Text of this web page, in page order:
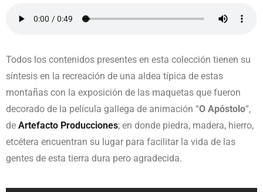
Todos los contenidos presentes en esta colección tienen su
síntesis en la recreación de una aldea típica de estas
montañas con la exposición de las maquetas que fueron
decorado de la película gallega de animación “O Apóstolo“,
de Artefacto Producciones; en donde piedra, madera, hierro,
etcétera encuentran su lugar para facilitar la vida de las
gentes de esta tierra dura pero agradecida.